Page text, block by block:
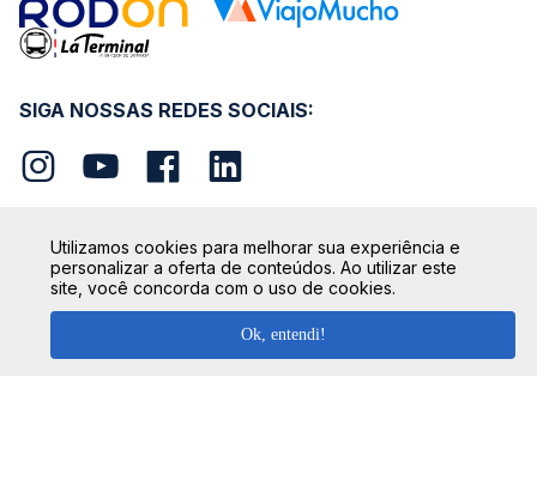
SIGA NOSSAS REDES SOCIAIS:
SEGURANÇA
Utilizamos cookies para melhorar sua experiência e
personalizar a oferta de conteúdos. Ao utilizar este
site, você concorda com o uso de cookies.
Ok, entendi!